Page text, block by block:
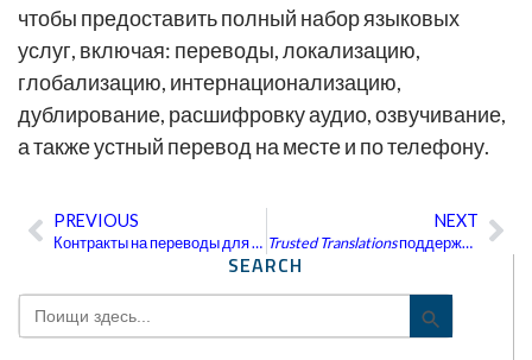
SEARCH
Search
for:
Search
чтобы предоставить полный набор языковых
услуг, включая: переводы, локализацию,
глобализацию, интернационализацию,
дублирование, расшифровку аудио, озвучивание,
а также устный перевод на месте и по телефону.
Пред
PREVIOUS
Контракты на переводы для государственных структур
NEXT
Trusted Translationsподдерживает инициативу Научно-исследовательской педиатрической клиники святого Иуды